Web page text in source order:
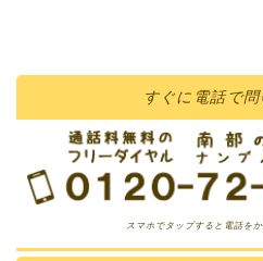
すぐに 電話で問
スマホでタップすると電話を